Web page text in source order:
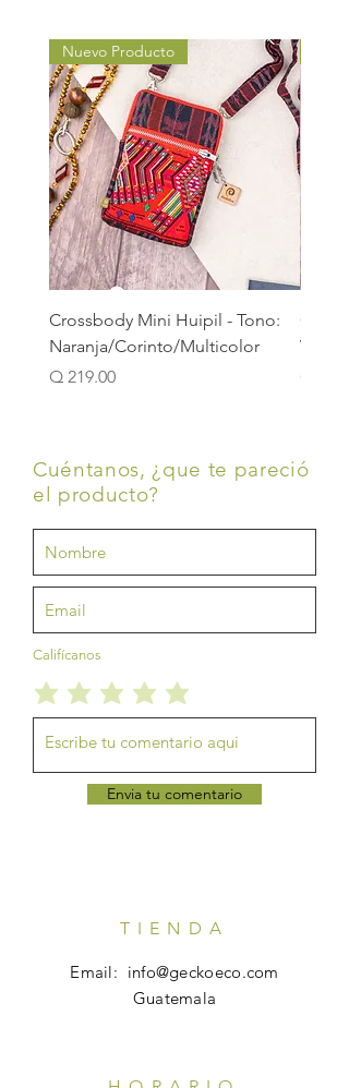
Nuevo Producto
Crossbody Mini Huipil - Tono:
Naranja/Corinto/Multicolor
Precio
Q 219.00
Precio
Q
Cuéntanos, ¿que te pareció
el producto?
Califícanos
Envia tu comentario
TIENDA
Email: info@geckoeco.com
Guatemala